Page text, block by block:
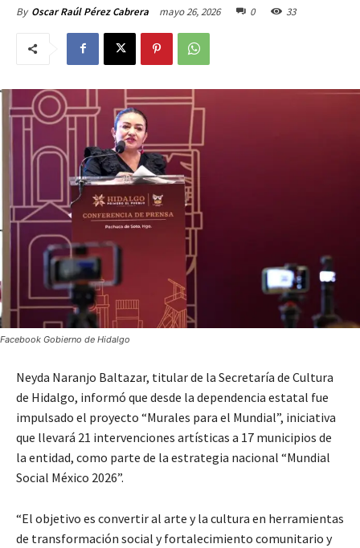
By Oscar Raúl Pérez Cabrera mayo 26, 2026 0 33
Facebook Gobierno de Hidalgo
Neyda Naranjo Baltazar, titular de la Secretaría de Cultura
de Hidalgo, informó que desde la dependencia estatal fue
impulsado el proyecto “Murales para el Mundial”, iniciativa
que llevará 21 intervenciones artísticas a 17 municipios de
la entidad, como parte de la estrategia nacional “Mundial
Social México 2026”.
“El objetivo es convertir al arte y la cultura en herramientas
de transformación social y fortalecimiento comunitario y